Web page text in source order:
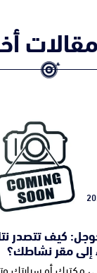
مقالات
كيف تتصدر
إلى مقر نشاطك؟
مكتبك أو سيارتك